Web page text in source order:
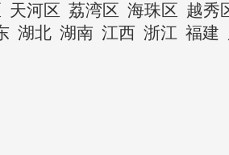
天河区 荔湾区 海珠区 越秀
湖北 湖南 江西 浙江 福建